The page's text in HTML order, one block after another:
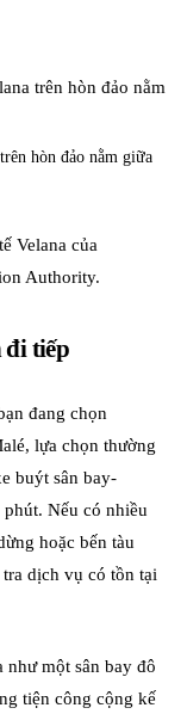
hòn đảo nằm giữa
Velana của
Authority.
đi tiếp
đang chọn
lựa chọn thường
buýt sân bay-
Nếu có nhiều
hoặc bến tàu
dịch vụ có tồn tại
như một sân bay đô
tiện công cộng kế